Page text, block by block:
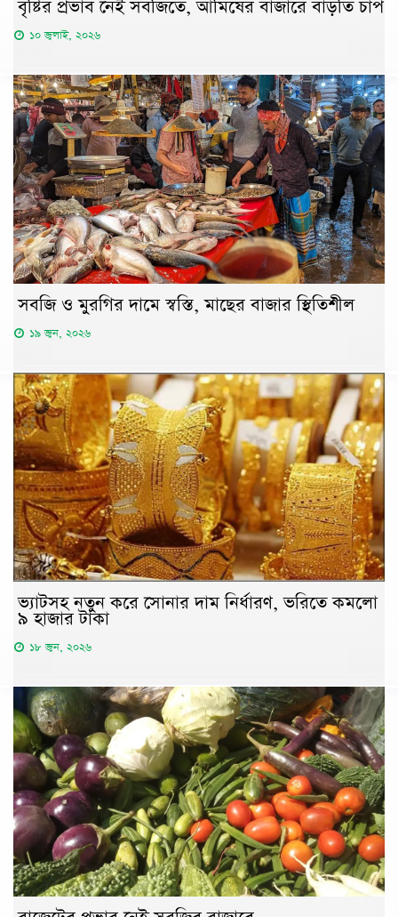
বৃষ্টির প্রভাব নেই সবজিতে, আমিষের বাজারে বাড়তি চাপ
১০ জুলাই, ২০২৬
সবজি ও মুরগির দামে স্বস্তি, মাছের বাজার স্থিতিশীল
১৯ জুন, ২০২৬
ভ্যাটসহ নতুন করে সোনার দাম নির্ধারণ, ভরিতে কমলো
৯ হাজার টাকা
১৮ জুন, ২০২৬